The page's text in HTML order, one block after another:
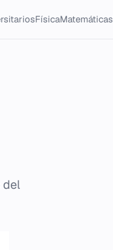
FísicaMatemáticas
del